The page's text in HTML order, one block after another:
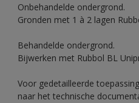
Onbehandelde ondergrond.
Gronden met 1 à 2 lagen
Behandelde ondergrond.
Bijwerken met Rubbol BL
Voor gedetailleerde
naar het technische